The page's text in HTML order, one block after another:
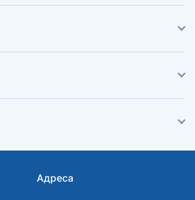
Адреса